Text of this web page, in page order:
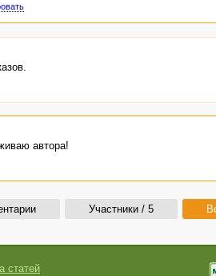
автора!
Участники / 5
статей